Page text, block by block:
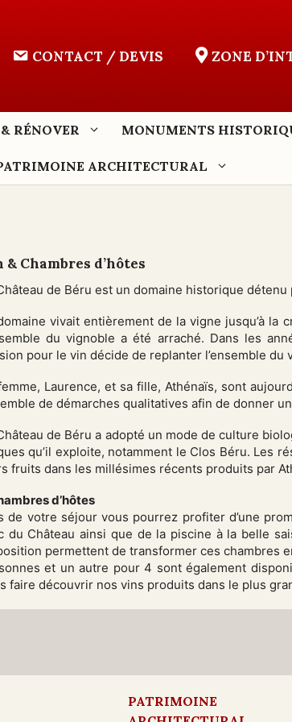
CONTACT / DEVIS ZONE
RÉNOVER MONUMENTS
ARCHITECTURAL
& Chambres d’hôtes
de Béru est un domaine historique
vivait entièrement de la vigne jusqu’à
du vignoble a été arraché. Dans les
pour le vin décide de replanter l’ensemble
Laurence, et sa fille, Athénaïs, sont
de démarches qualitatives afin de donner
de Béru a adopté un mode de culture
qu’il exploite, notamment le Clos Béru. Les
fruits dans les millésimes récents produits par
d’hôtes
de votre séjour vous pourrez profiter d’une
du Château ainsi que de la piscine à la belle
permettent de transformer ces chambres
et un autre pour 4 sont également
faire découvrir nos vins produits dans le plus
PATRIMOINE